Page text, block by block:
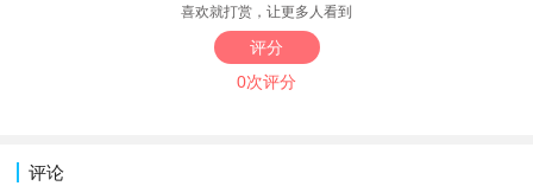
喜欢就打赏，让更多人看到
评分
0次评分
评论